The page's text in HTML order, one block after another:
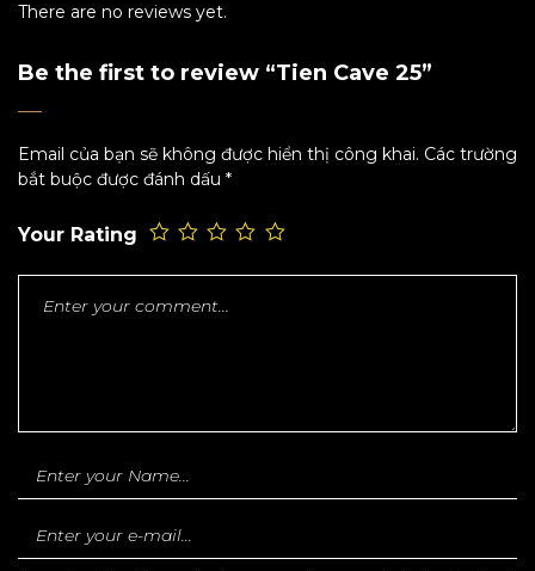
There are no reviews yet.
Be the first to review “Tien Cave 25”
Email của bạn sẽ không được hiển thị công khai. Các trường
bắt buộc được đánh dấu *
Your Rating